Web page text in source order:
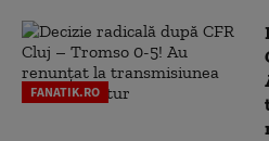
FANATIK.RO